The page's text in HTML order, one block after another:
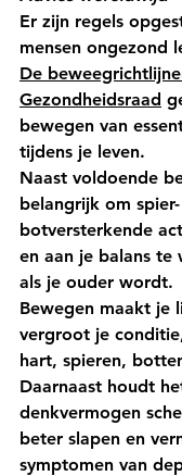
Er zijn regels
mensen ongezond
De
Gezondheidsraad
bewegen van
tijdens je leven.
Naast voldoende
belangrijk om
botversterkende
en aan je balans te
als je ouder wordt.
Bewegen maakt je
vergroot je
hart, spieren,
Daarnaast houdt
denkvermogen
beter slapen en
symptomen van